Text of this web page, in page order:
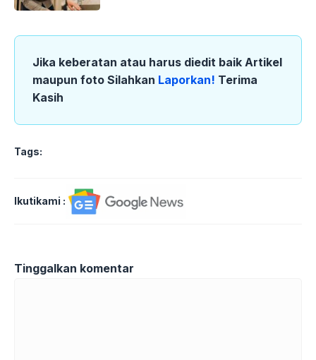
Jika keberatan atau harus diedit baik Artikel
maupun foto Silahkan Laporkan! Terima
Kasih
Tags:
Ikutikami :
Tinggalkan komentar